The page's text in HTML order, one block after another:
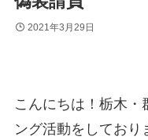
2021年3月29日
こんにちは！栃木・
ング活動をしており